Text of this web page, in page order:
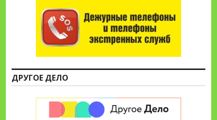
ДРУГОЕ ДЕЛО